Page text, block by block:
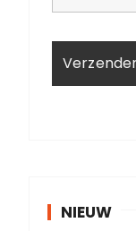
NIEUW